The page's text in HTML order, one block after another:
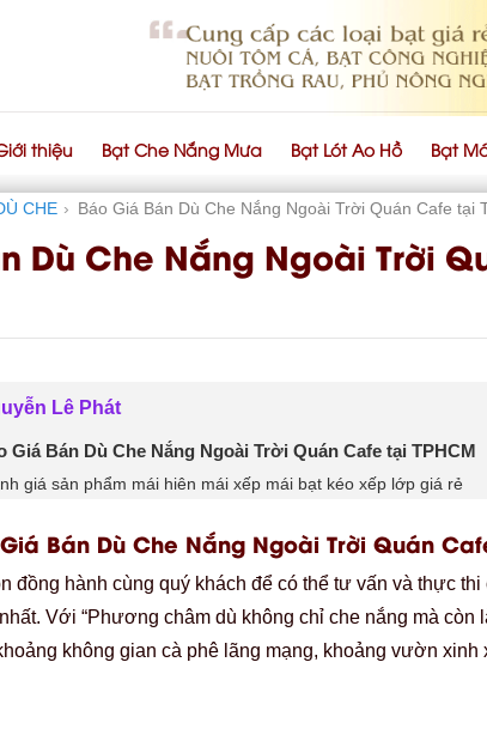
thiệu Bạt Che Nắng Mưa Bạt Lót Ao Hồ Bạt
CHE › Báo Giá Bán Dù Che Nắng Ngoài Trời Quán Cafe tại
Dù Che Nắng Ngoài Trời
Lê Phát
Giá Bán Dù Che Nắng Ngoài Trời Quán Cafe tại TPHCM
giá sản phẩm mái hiên mái xếp mái bạt kéo xếp lớp giá rẻ
Bán Dù Che Nắng Ngoài Trời Quán
đồng hành cùng quý khách để có thể tư vấn và thực thi
Với “Phương châm dù không chỉ che nắng mà còn
không gian cà phê lãng mạng, khoảng vườn xinh